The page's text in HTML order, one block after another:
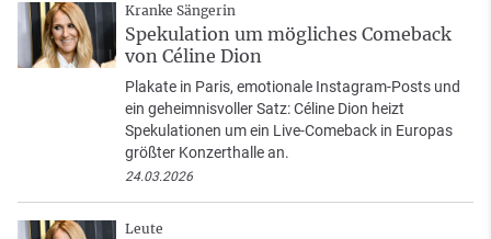
Kranke Sängerin
Spekulation um mögliches Comeback
von Céline Dion
Plakate in Paris, emotionale Instagram-Posts und
ein geheimnisvoller Satz: Céline Dion heizt
Spekulationen um ein Live-Comeback in Europas
größter Konzerthalle an.
24.03.2026
Leute